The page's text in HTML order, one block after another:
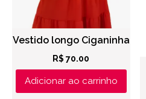
Vestido longo Ciganinha
R$ 70.00
Adicionar ao carrinho